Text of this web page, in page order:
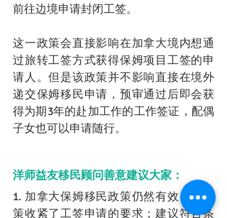
前往边境申请封闭工签。
这一政策会直接影响在加拿大境内想通
过旅转工签方式获得保姆项目工签的申
请人。但是该政策并不影响直接在境外
递交保姆移民申请，预审通过后即会获
得为期3年的赴加工作的工作签证，配偶
子女也可以申请随行。
洋师益友移民顾问善意建议大家：
1. 加拿大保姆移民政策仍然有效，但政
策收紧了工签申请的要求；建议符合条